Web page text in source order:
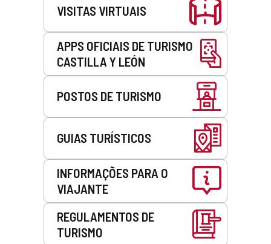
VISITAS VIRTUAIS
APPS OFICIAIS DE TURISMO
CASTILLA Y LEÓN
POSTOS DE TURISMO
GUIAS TURÍSTICOS
INFORMAÇÕES PARA O
VIAJANTE
REGULAMENTOS DE
TURISMO